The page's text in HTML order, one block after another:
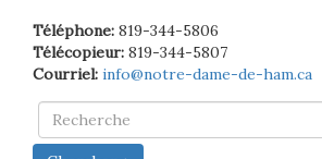
Téléphone: 819-344-5806
Télécopieur: 819-344-5807
Courriel: info@notre-dame-de-ham.ca